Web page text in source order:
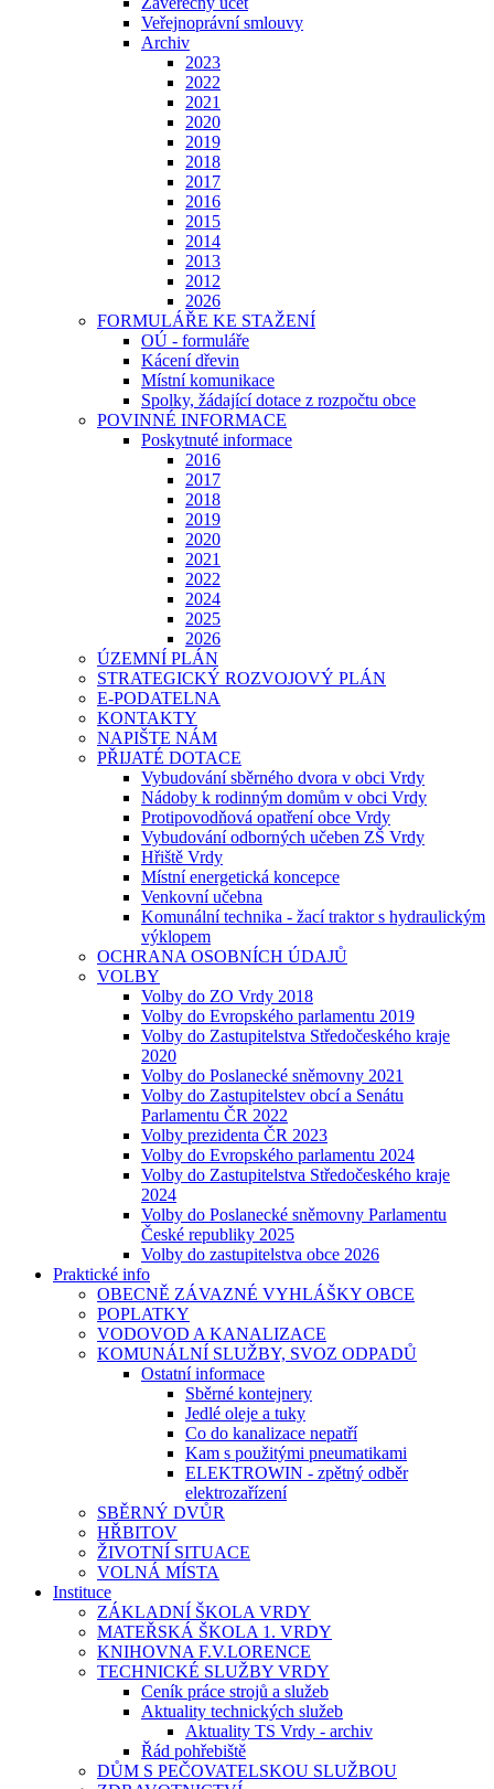
Veřejnoprávní smlouvy
Archiv
2023
2022
2021
2020
2019
2018
2017
2016
2015
2014
2013
2012
2026
FORMULÁŘE KE STAŽENÍ
OÚ - formuláře
Kácení dřevin
Místní komunikace
Spolky, žádající dotace z rozpočtu obce
POVINNÉ INFORMACE
Poskytnuté informace
2016
2017
2018
2019
2020
2021
2022
2024
2025
2026
ÚZEMNÍ PLÁN
STRATEGICKÝ ROZVOJOVÝ PLÁN
E-PODATELNA
KONTAKTY
NAPIŠTE NÁM
PŘIJATÉ DOTACE
Vybudování sběrného dvora v obci Vrdy
Nádoby k rodinným domům v obci Vrdy
Protipovodňová opatření obce Vrdy
Vybudování odborných učeben ZŠ Vrdy
Hřiště Vrdy
Místní energetická koncepce
Venkovní učebna
Komunální technika - žací traktor s hydraulickým
výklopem
OCHRANA OSOBNÍCH ÚDAJŮ
VOLBY
Volby do ZO Vrdy 2018
Volby do Evropského parlamentu 2019
Volby do Zastupitelstva Středočeského kraje
2020
Volby do Poslanecké sněmovny 2021
Volby do Zastupitelstev obcí a Senátu
Parlamentu ČR 2022
Volby prezidenta ČR 2023
Volby do Evropského parlamentu 2024
Volby do Zastupitelstva Středočeského kraje
2024
Volby do Poslanecké sněmovny Parlamentu
České republiky 2025
Volby do zastupitelstva obce 2026
Praktické info
OBECNĚ ZÁVAZNÉ VYHLÁŠKY OBCE
POPLATKY
VODOVOD A KANALIZACE
KOMUNÁLNÍ SLUŽBY, SVOZ ODPADŮ
Ostatní informace
Sběrné kontejnery
Jedlé oleje a tuky
Co do kanalizace nepatří
Kam s použitými pneumatikami
ELEKTROWIN - zpětný odběr
elektrozařízení
SBĚRNÝ DVŮR
HŘBITOV
ŽIVOTNÍ SITUACE
VOLNÁ MÍSTA
Instituce
ZÁKLADNÍ ŠKOLA VRDY
MATEŘSKÁ ŠKOLA 1. VRDY
KNIHOVNA F.V.LORENCE
TECHNICKÉ SLUŽBY VRDY
Ceník práce strojů a služeb
Aktuality technických služeb
Aktuality TS Vrdy - archiv
Řád pohřebiště
DŮM S PEČOVATELSKOU SLUŽBOU